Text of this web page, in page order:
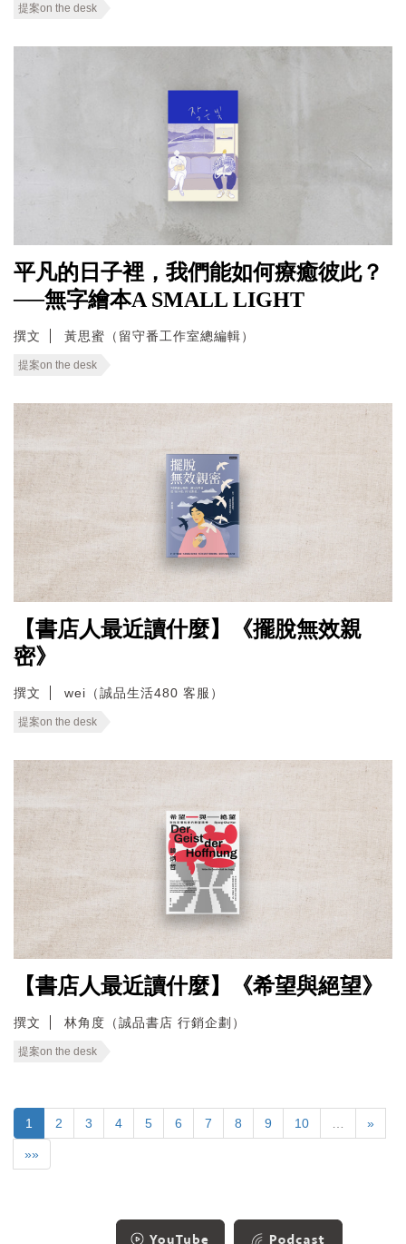
提案on the desk
平凡的日子裡，我們能如何療癒彼此？
──無字繪本A SMALL LIGHT
撰文 黃思蜜（留守番工作室總編輯）
提案on the desk
【書店人最近讀什麼】《擺脫無效親
密》
撰文 wei（誠品生活480 客服）
提案on the desk
【書店人最近讀什麼】《希望與絕望》
撰文 林角度（誠品書店 行銷企劃）
提案on the desk
1 2 3 4 5 6 7 8 9 10 »
»»